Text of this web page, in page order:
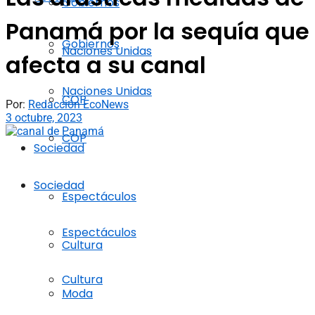
Naciones Unidas
COP
Sociedad
Espectáculos
Cultura
Moda
Gobiernos
Naciones Unidas
COP
Sociedad
Espectáculos
Cultura
Panamá por la sequía que
afecta a su canal
Por: Redacción EcoNews
3 octubre, 2023